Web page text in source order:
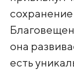
она
есть